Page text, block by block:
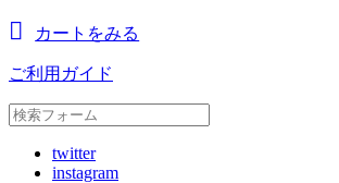
カートをみる
ご利用ガイド
twitter
instagram